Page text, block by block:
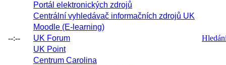
--:--
Portál elektronických zdrojů
Centrální vyhledávač informačních zdrojů UK
Moodle (E-learning)
UK Forum
UK Point
Centrum Carolina